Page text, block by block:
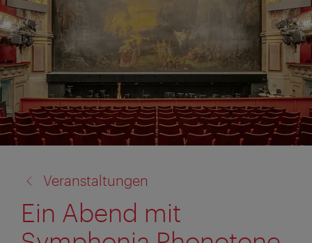
zu:
Veranstaltungen
Ein Abend mit